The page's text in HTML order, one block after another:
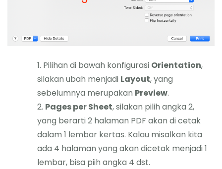
Pilihan di bawah konfigurasi Orientation,
silakan ubah menjadi Layout, yang
sebelumnya merupakan Preview.
Pages per Sheet, silakan pilih angka 2,
yang berarti 2 halaman PDF akan di cetak
dalam 1 lembar kertas. Kalau misalkan kita
ada 4 halaman yang akan dicetak menjadi 1
lembar, bisa piih angka 4 dst.